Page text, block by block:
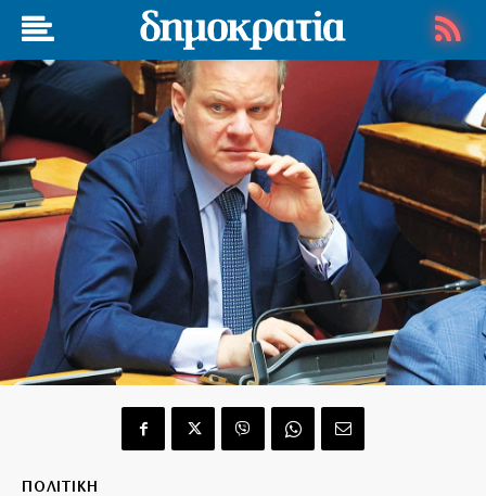
ΠΟΛΙΤΙΚΗ